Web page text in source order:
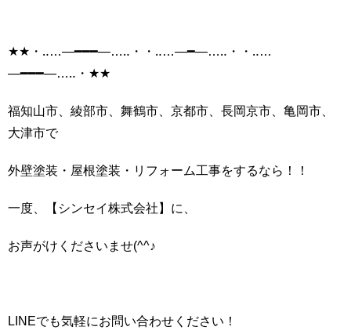
★★ ・ ‥…―━━━―…‥ ・・ ‥…―━―…‥ ・・ ‥…
―━━━―…‥ ・ ★★
福知山市、綾部市、舞鶴市、京都市、長岡京市、亀岡市、
大津市で
外壁塗装・屋根塗装・リフォーム工事をするなら！！
一度、【シンセイ株式会社】に、
お声がけくださいませ(^^♪
LINEでも気軽にお問い合わせください！